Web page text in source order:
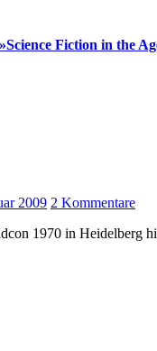
Fiction in the
2009 2 Kommentare
1970 in